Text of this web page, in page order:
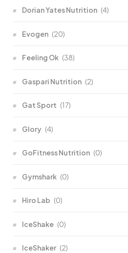
Dorian Yates Nutrition (4)
Evogen (20)
Feeling Ok (38)
Gaspari Nutrition (2)
Gat Sport (17)
Glory (4)
GoFitness Nutrition (0)
Gymshark (0)
Hiro Lab (0)
IceShake (0)
IceShaker (2)